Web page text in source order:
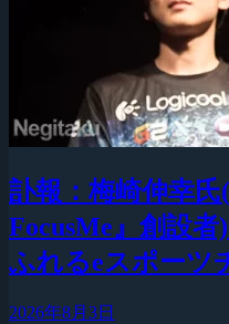
訃報：梅崎伸幸氏
FocusMe』創設
ふれるeスポーツ
2026年8月3日